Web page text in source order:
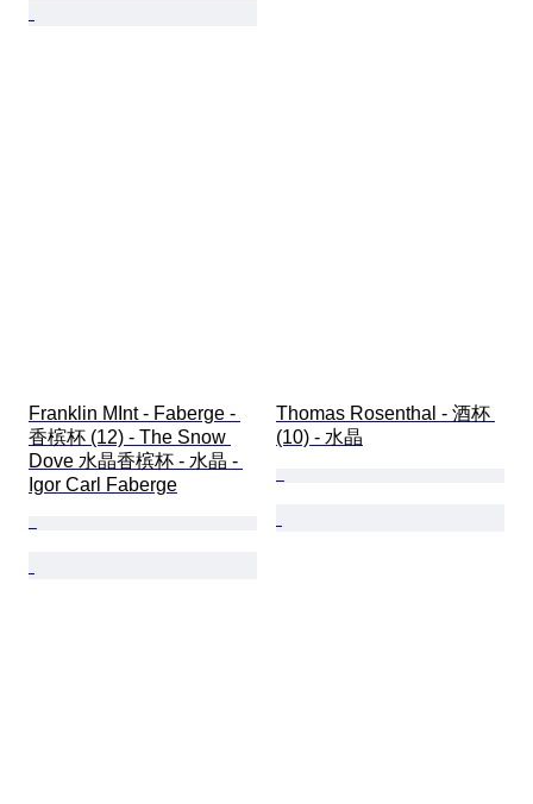
Franklin MInt - Faberge -
香槟杯 (12) - The Snow
Dove 水晶香槟杯 - 水晶 -
Igor Carl Faberge
Thomas Rosenthal - 酒杯
(10) - 水晶